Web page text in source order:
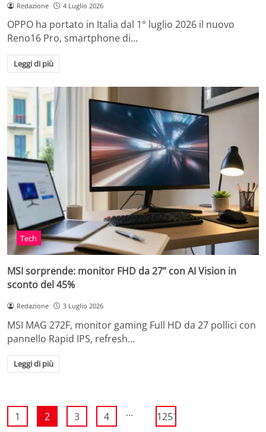
Redazione 4 Luglio 2026
OPPO ha portato in Italia dal 1° luglio 2026 il nuovo
Reno16 Pro, smartphone di…
Leggi di più
Tech
MSI sorprende: monitor FHD da 27’’ con AI Vision in
sconto del 45%
Redazione 3 Luglio 2026
MSI MAG 272F, monitor gaming Full HD da 27 pollici con
pannello Rapid IPS, refresh…
Leggi di più
1 2 3 4 ... 1251